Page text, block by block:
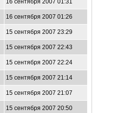
16 сентября 2007 01:31
16 сентября 2007 01:26
15 сентября 2007 23:29
15 сентября 2007 22:43
15 сентября 2007 22:24
15 сентября 2007 21:14
15 сентября 2007 21:07
15 сентября 2007 20:50